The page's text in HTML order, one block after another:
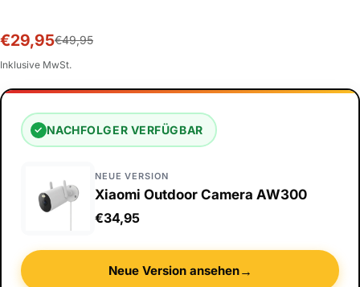
Sale-
Preis
€29,95
Normalpreis
€49,95
Inklusive MwSt.
✓ NACHFOLGER VERFÜGBAR
NEUE VERSION
Xiaomi Outdoor Camera AW300
€34,95
Neue Version ansehen→